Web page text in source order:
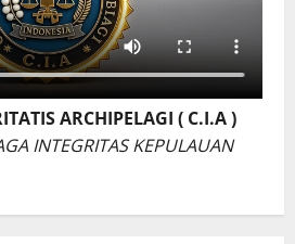
ARCHIPELAGI ( C.I.A )
INTEGRITAS KEPULAUAN